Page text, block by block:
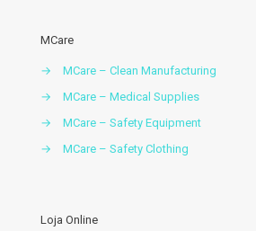
MCare
→
MCare – Clean Manufacturing
→
MCare – Medical Supplies
→
MCare – Safety Equipment
→
MCare – Safety Clothing
Loja Online